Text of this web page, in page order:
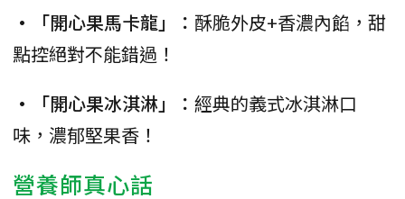
•「開心果馬卡龍」： 酥脆外皮+香濃內餡，甜
點控絕對不能錯過！
•「開心果冰淇淋」： 經典的義式冰淇淋口
味，濃郁堅果香！
營養師真心話